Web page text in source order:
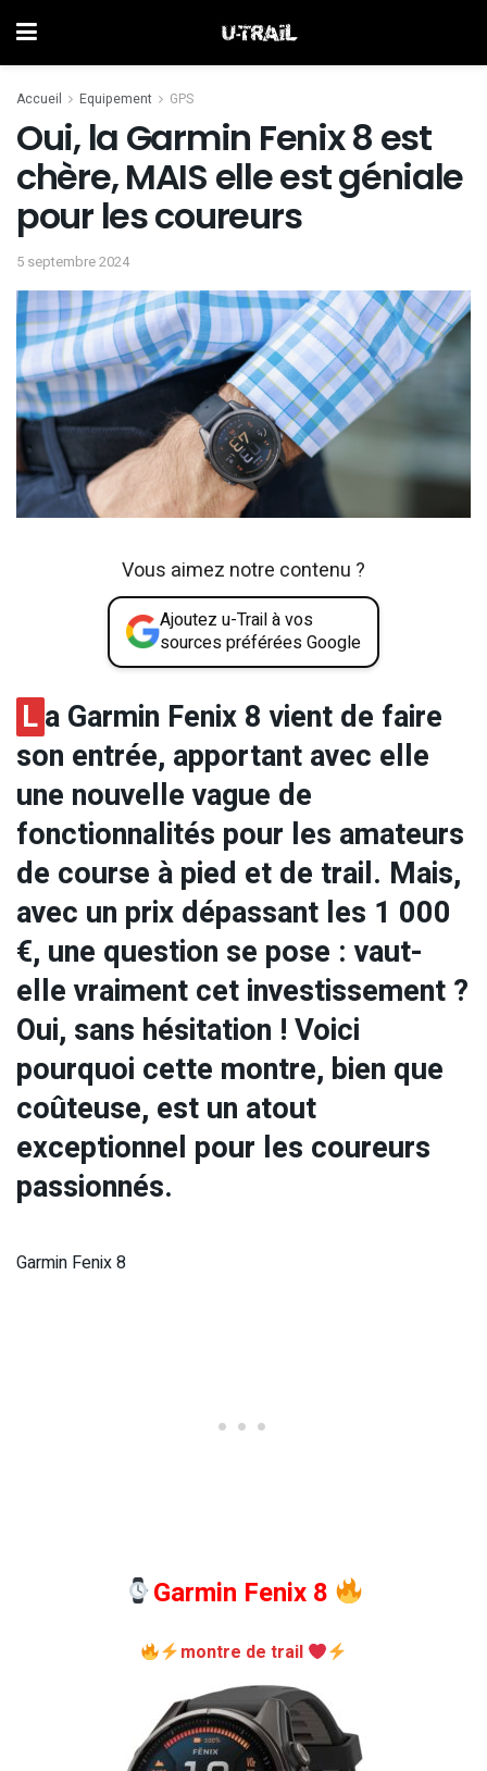
Accueil Equipement GPS
Oui, la Garmin Fenix 8 est
chère, MAIS elle est géniale
pour les coureurs
5 septembre 2024
Vous aimez notre contenu ?
Ajoutez u-Trail à vos
sources préférées Google
La Garmin Fenix 8 vient de faire
son entrée, apportant avec elle
une nouvelle vague de
fonctionnalités pour les amateurs
de course à pied et de trail. Mais,
avec un prix dépassant les 1 000
€, une question se pose : vaut-
elle vraiment cet investissement ?
Oui, sans hésitation ! Voici
pourquoi cette montre, bien que
coûteuse, est un atout
exceptionnel pour les coureurs
passionnés.
Garmin Fenix 8
Garmin Fenix 8
montre de trail